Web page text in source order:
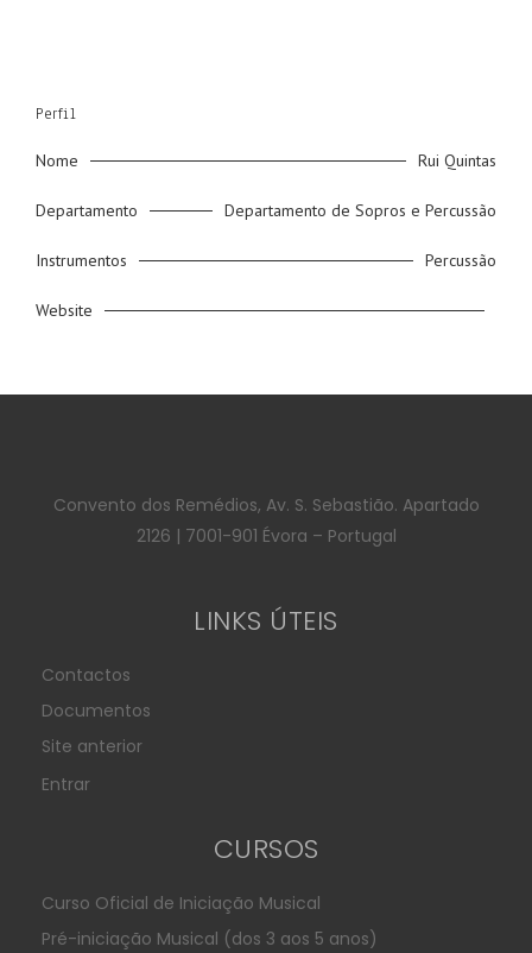
Perfil
Nome Rui Quintas
Departamento Departamento de Sopros e Percussão
Instrumentos Percussão
Website
Convento dos Remédios, Av. S. Sebastião. Apartado
2126 | 7001-901 Évora – Portugal
LINKS ÚTEIS
Contactos
Documentos
Site anterior
Entrar
CURSOS
Curso Oficial de Iniciação Musical
Pré-iniciação Musical (dos 3 aos 5 anos)